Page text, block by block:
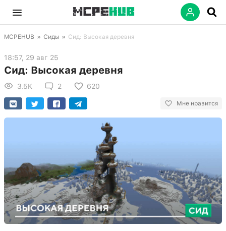
MCPEHUB » Сиды » Сид: Высокая деревня
18:57, 29 авг 25
Сид: Высокая деревня
3.5K 2 620
Мне нравится